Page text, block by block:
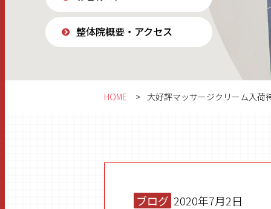
整体院概要・アクセス
HOME 大好評マッサージクリーム入荷
ブログ 2020年7月2日